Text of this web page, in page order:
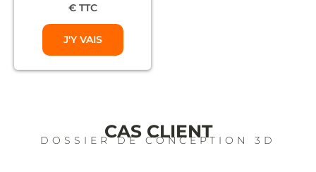
€ TTC
J'Y VAIS
CAS CLIENT
DOSSIER DE CONCEPTION 3D